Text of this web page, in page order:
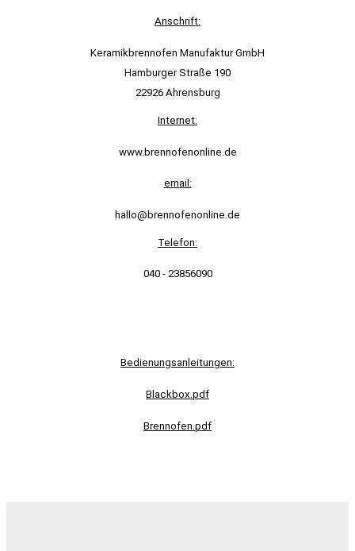
Anschrift:
Keramikbrennofen Manufaktur GmbH
Hamburger Straße 190
22926 Ahrensburg
Internet:
www.brennofenonline.de
email:
hallo@brennofenonline.de
Telefon:
040 - 23856090
Bedienungsanleitungen:
Blackbox.pdf
Brennofen.pdf